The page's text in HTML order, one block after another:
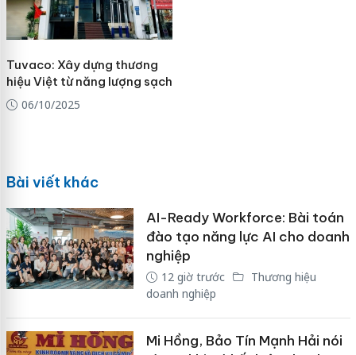
Tuvaco: Xây dựng thương
hiệu Việt từ năng lượng sạch
06/10/2025
Bài viết khác
AI-Ready Workforce: Bài toán
đào tạo năng lực AI cho doanh
nghiệp
12 giờ trước
Thương hiệu
doanh nghiệp
Mi Hồng, Bảo Tín Mạnh Hải nói